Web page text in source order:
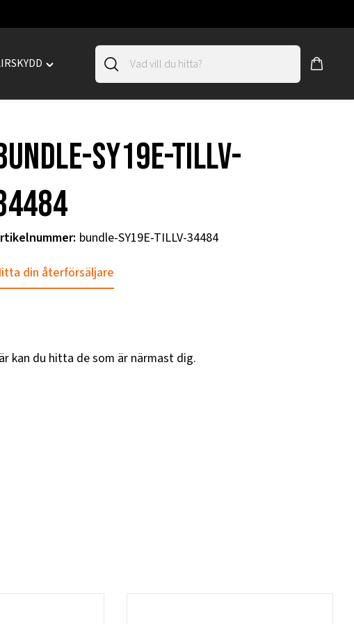
Toggle
SY19E-TILLV-
: bundle-SY19E-TILLV-34484
din återförsäljare
kan du hitta de som är närmast dig.